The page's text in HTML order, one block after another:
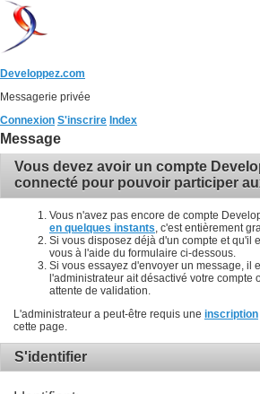
Developpez.com
Messagerie privée
Connexion S'inscrire Index
Message
Vous devez avoir un compte
connecté pour pouvoir participer
Vous n'avez pas encore de compte
en quelques instants , c'est entièrement
Si vous disposez déjà d'un compte et qu'il
vous à l'aide du formulaire ci-dessous.
Si vous essayez d'envoyer un message, il
l'administrateur ait désactivé votre compte
attente de validation.
L'administrateur a peut-être requis une inscription
cette page.
S'identifier